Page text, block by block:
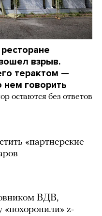
взрыв.
терактом —
нем говорить
остаются без ответов
«партнерские
ВДВ,
«похоронили» z-